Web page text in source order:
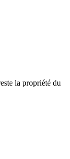
la propriété du